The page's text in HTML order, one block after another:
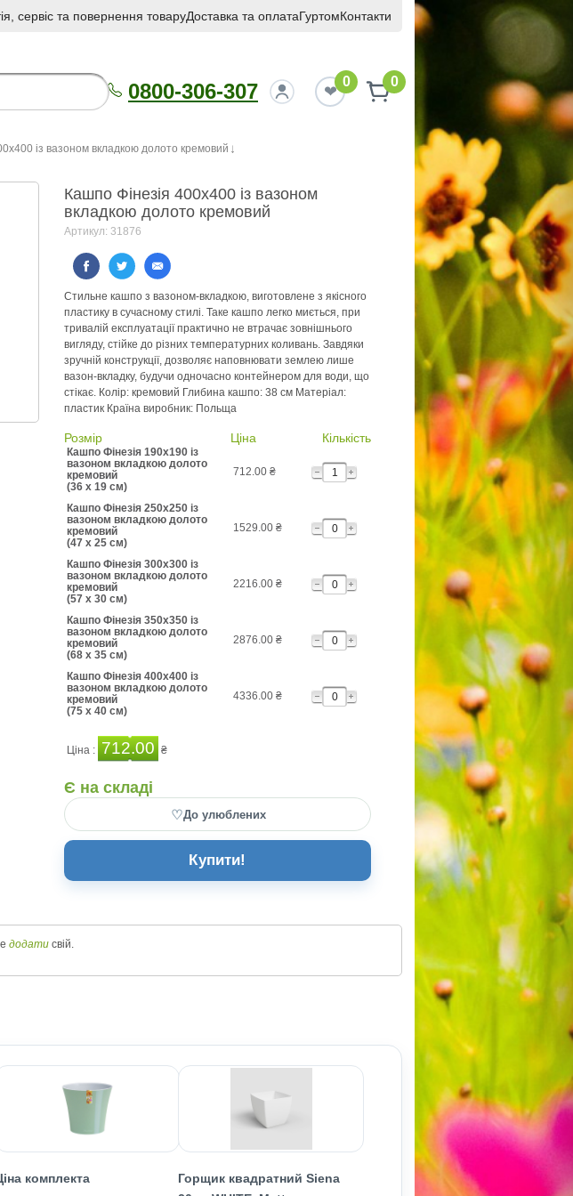
сервіс та повернення товаруДоставка та оплатаГуртомКонтакти
0800-306-307 0 0
із вазоном вкладкою долото кремовий
Кашпо Фінезія 400х400 із вазоном
вкладкою долото кремовий
Артикул: 31876
Стильне кашпо з вазоном-вкладкою, виготовлене з якісного
пластику в сучасному стилі. Таке кашпо легко миється, при
тривалій експлуатації практично не втрачає зовнішнього
вигляду, стійке до різних температурних коливань. Завдяки
зручній конструкції, дозволяє наповнювати землею лише
вазон-вкладку, будучи одночасно контейнером для води, що
стікає. Колір: кремовий Глибина кашпо: 38 см Матеріал:
пластик Країна виробник: Польща
Розмір Ціна Кількість
Кашпо Фінезія 190х190 із
вазоном вкладкою долото
кремовий
(36 x 19 см)
712.00 ₴
Кашпо Фінезія 250х250 із
вазоном вкладкою долото
кремовий
(47 x 25 см)
1529.00 ₴
Кашпо Фінезія 300х300 із
вазоном вкладкою долото
кремовий
(57 x 30 см)
2216.00 ₴
Кашпо Фінезія 350х350 із
вазоном вкладкою долото
кремовий
(68 x 35 см)
2876.00 ₴
Кашпо Фінезія 400х400 із
вазоном вкладкою долото
кремовий
(75 x 40 см)
4336.00 ₴
Ціна : 712.00 ₴
Є на складі
♡До улюблених
Купити!
додати свій.
комплекта
Горщик квадратний Siena